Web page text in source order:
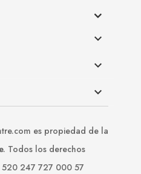



es propiedad de la
. Todos los derechos
520 247 727 000 57